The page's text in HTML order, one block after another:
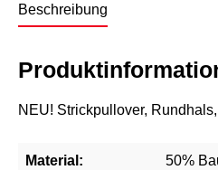
Beschreibung
NEU! Strickpullover,
Material: 50%